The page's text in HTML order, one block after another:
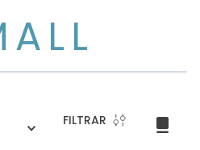
FILTRAR